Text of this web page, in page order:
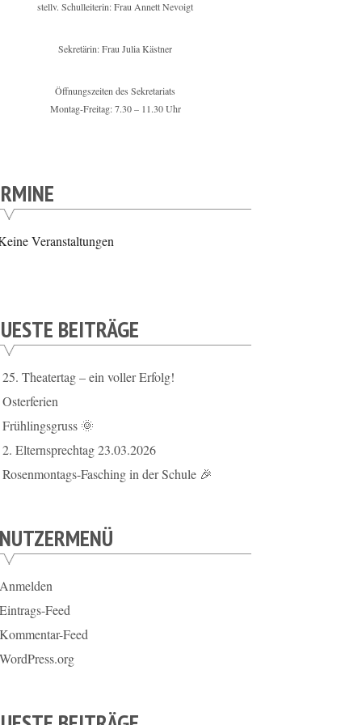
stellv. Schulleiterin: Frau Annett Nevoigt
Sekretärin: Frau Julia Kästner
Öffnungszeiten des Sekretariats
Montag-Freitag: 7.30 – 11.30 Uhr
Veranstaltungen
BEITRÄGE
25. Theatertag – ein voller Erfolg!
Osterferien
Frühlingsgruss 🌞
2. Elternsprechtag 23.03.2026
Rosenmontags-Fasching in der Schule 🎉
Feed
Feed